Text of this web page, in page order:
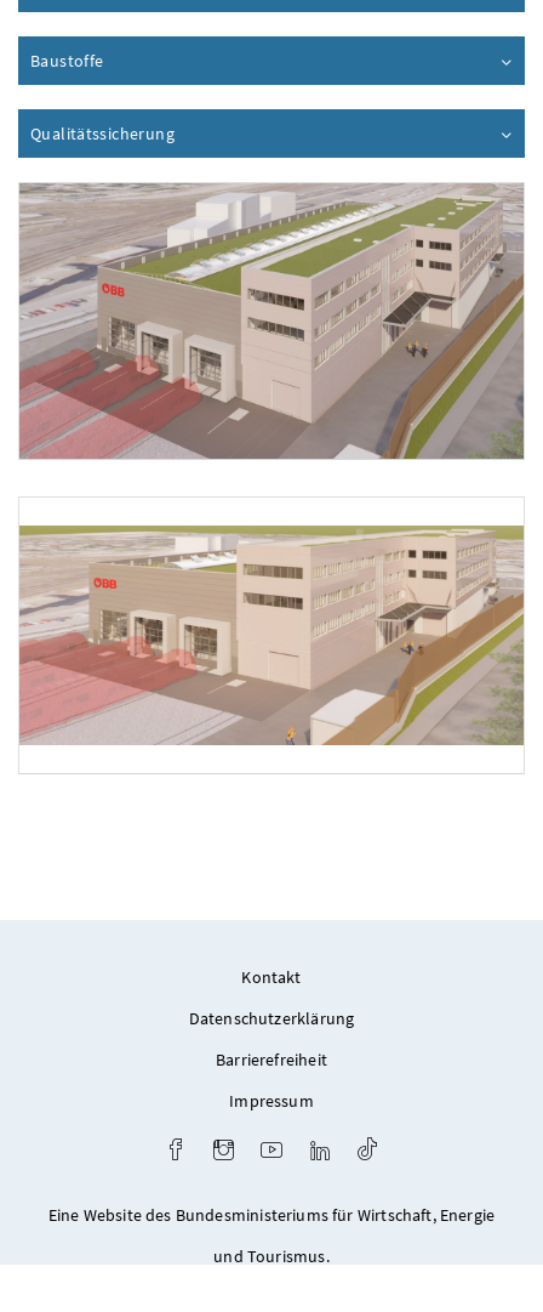
Baustoffe
QualitätssicherungInhalt aufklappen
Foto 2: MACHOWETZ und Partner
Kontakt
Datenschutzerklärung
Barrierefreiheit
Impressum
FacebookInstagramYoutube LinkedIn
Eine Website des Bundesministeriums für Wirtschaft, Energie
und Tourismus.